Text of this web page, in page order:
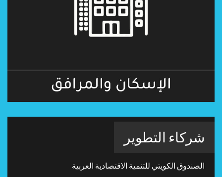
شركاء التطوير
الصندوق الكويتي للتنمية الاقتصادية العربية